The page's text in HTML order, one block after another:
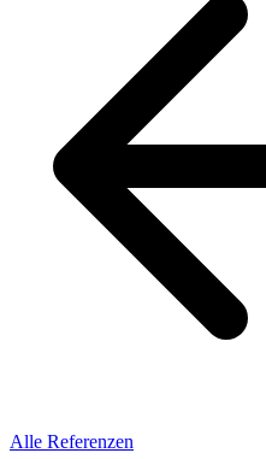
Alle Referenzen